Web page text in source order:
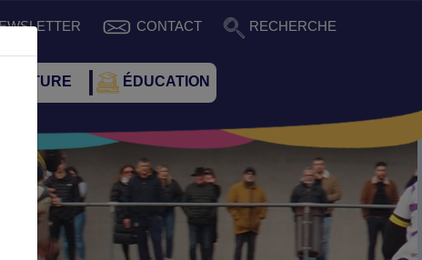
CONTACT RECHERCHE
ÉDUCATION